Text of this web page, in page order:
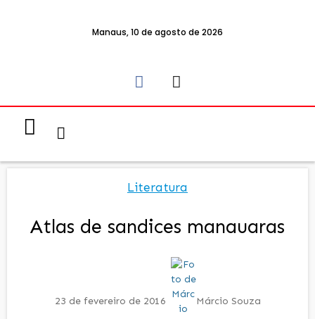
Manaus, 10 de agosto de 2026
Literatura
Atlas de sandices manauaras
23 de fevereiro de 2016 Márcio Souza